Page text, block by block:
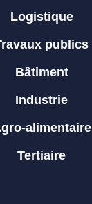
Logistique
publics
Bâtiment
Industrie
alimentaire
Tertiaire